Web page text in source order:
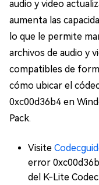
audio y video
aumenta las
lo que le permite
archivos de audio y
compatibles de
cómo ubicar el
0xc00d36b4 en
Pack.
Visite
error
del K-Lite